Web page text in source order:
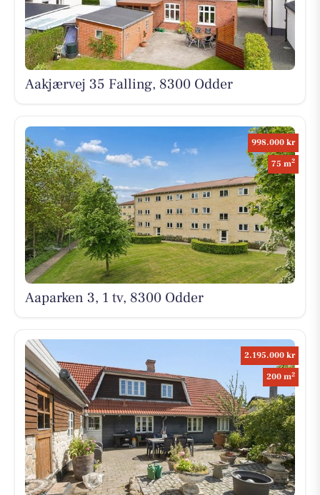
Aakjærvej 35 Falling, 8300 Odder
998.000 kr
75 m2
Aaparken 3, 1 tv, 8300 Odder
2.195.000 kr
200 m2